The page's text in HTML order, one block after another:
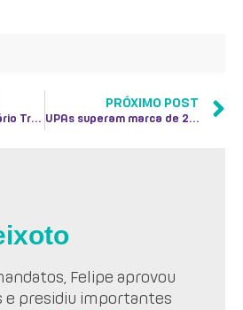
Cepe realiza Seminário Trabalho e Longevidade: o que muda para trabalhadores, pesquisadores e empresas
PRÓXIMO POST
UPAs superam marca de 29 milhões de atendimentos
Felipe aprovou
e presidiu importantes